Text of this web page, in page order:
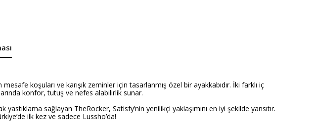
koşuları ve karışık zeminler için tasarlanmış özel bir ayakkabıdır. İki farklı iç
konfor, tutuş ve nefes alabilirlik sunar.
sağlayan TheRocker, Satisfy’nin yenilikçi yaklaşımını en iyi şekilde yansıtır.
ilk kez ve sadece Lussho’da!